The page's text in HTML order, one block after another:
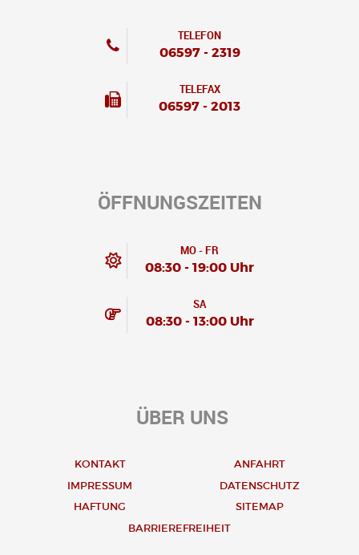
TELEFON
06597 - 2319
TELEFAX
06597 - 2013
ÖFFNUNGSZEITEN
MO - FR
08:30 - 19:00 Uhr
SA
08:30 - 13:00 Uhr
ÜBER UNS
KONTAKT
ANFAHRT
IMPRESSUM
DATENSCHUTZ
HAFTUNG
SITEMAP
BARRIEREFREIHEIT